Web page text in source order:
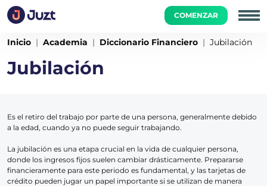
COMENZAR
Inicio Academia Diccionario Financiero Jubilación
Jubilación
Es el retiro del trabajo por parte de una persona, generalmente debido
a la edad, cuando ya no puede seguir trabajando.
La jubilación es una etapa crucial en la vida de cualquier persona,
donde los ingresos fijos suelen cambiar drásticamente. Prepararse
financieramente para este periodo es fundamental, y las tarjetas de
crédito pueden jugar un papel importante si se utilizan de manera